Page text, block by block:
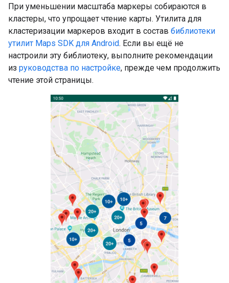
При уменьшении масштаба маркеры собираются в
кластеры, что упрощает чтение карты. Утилита для
кластеризации маркеров входит в состав библиотеки
утилит Maps SDK для Android. Если вы ещё не
настроили эту библиотеку, выполните рекомендации
из руководства по настройке, прежде чем продолжить
чтение этой страницы.